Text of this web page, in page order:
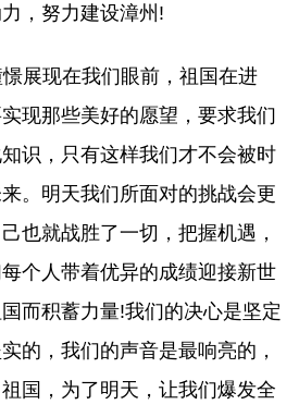
，努力建设漳州!
展现在我们眼前，祖国在进
现那些美好的愿望，要求我们
识，只有这样我们才不会被时
。明天我们所面对的挑战会更
也就战胜了一切，把握机遇，
个人带着优异的成绩迎接新世
而积蓄力量!我们的决心是坚定
的，我们的声音是最响亮的，
国，为了明天，让我们爆发全